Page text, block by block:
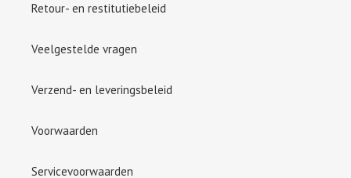
Retour- en restitutiebeleid
Veelgestelde vragen
Verzend- en leveringsbeleid
Voorwaarden
Servicevoorwaarden